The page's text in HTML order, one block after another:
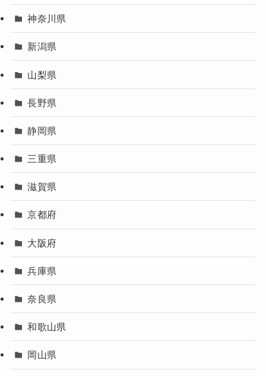
神奈川県
新潟県
山梨県
長野県
静岡県
三重県
滋賀県
京都府
大阪府
兵庫県
奈良県
和歌山県
岡山県